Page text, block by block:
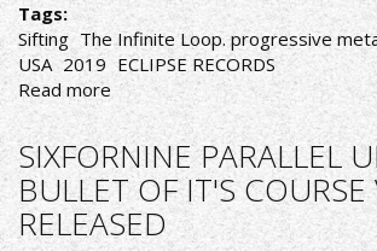
Tags:
Sifting The Infinite Loop. progressive
USA 2019 ECLIPSE RECORDS
Read more about
DREAM
THEATER
ΑΠΟ
ΒΕΝΕΖΟΥΕΛΑ
SIXFORNINE PARALLEL
BULLET OF IT'S COURSE
RELEASED